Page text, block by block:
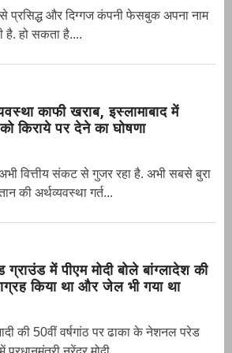
प्रसिद्ध और दिग्गज कंपनी फेसबुक अपना नाम
है. हो सकता है....
काफी खराब, इस्लामाबाद में
किराये पर देने का घोषणा
अभी वित्तीय संकट से गुजर रहा है. अभी सबसे बुरा
की अर्थव्यवस्था गर्त...
में पीएम मोदी बोले बांग्लादेश की
किया था और जेल भी गया था
की 50वीं वर्षगांठ पर ढाका के नेशनल परेड